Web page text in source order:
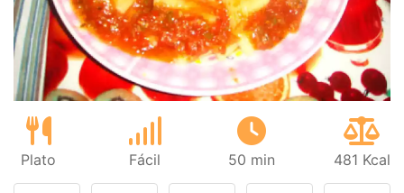
Plato Fácil 50 min 481 Kcal